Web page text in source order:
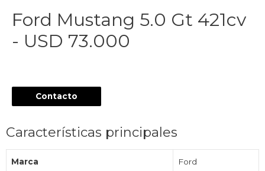
Ford Mustang 5.0 Gt 421cv
- USD 73.000
Contacto
Características principales
Marca Ford